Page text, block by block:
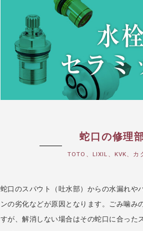
蛇口の修理
TOTO、LIXIL、KVK、
蛇口のスパウト（吐水部）からの水漏れや
ンの劣化などが原因となります。ごみ噛み
すが、解消しない場合はその蛇口に合った